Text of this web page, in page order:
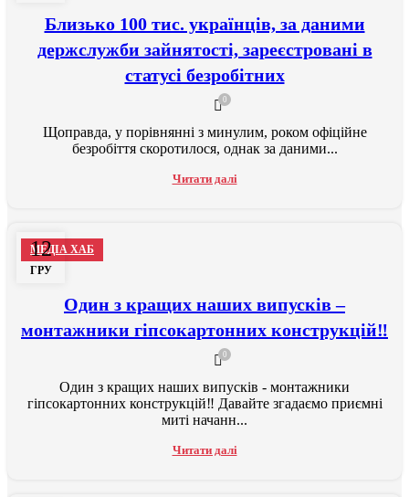
Близько 100 тис. українців, за даними
держслужби зайнятості, зареєстровані в
статусі безробітних
0
Щоправда, у порівнянні з минулим, роком офіційне
безробіття скоротилося, однак за даними...
Читати далі
12
ГРУ
МЕДІА ХАБ
Один з кращих наших випусків –
монтажники гіпсокартонних конструкцій‼️
0
Один з кращих наших випусків - монтажники
гіпсокартонних конструкцій‼️ Давайте згадаємо приємні
миті начанн...
Читати далі